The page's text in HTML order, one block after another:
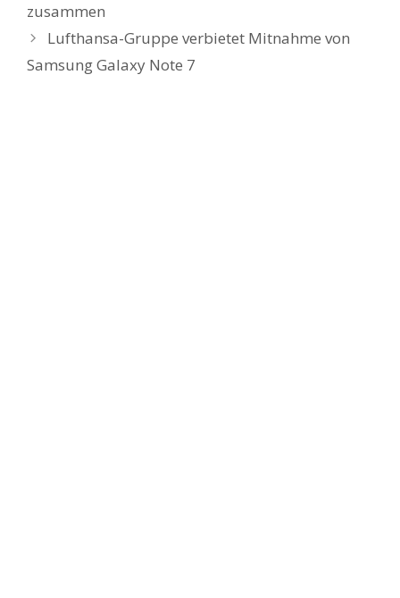
zusammen
Lufthansa-Gruppe verbietet Mitnahme von
Samsung Galaxy Note 7